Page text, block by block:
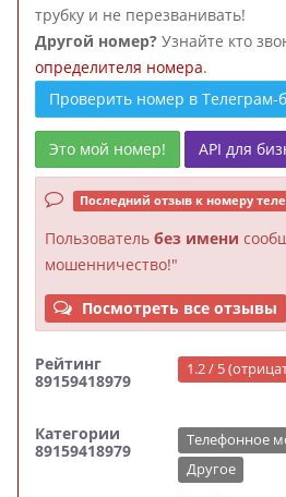
трубку и не перезванивать!
Другой номер? Узнайте кто
определителя номера.
Проверить номер в Телеграм-
Это мой номер! API для
Последний отзыв к номеру
Пользователь без имени
мошенничество!"
Посмотреть все отзывы
Рейтинг
89159418979
1.2 / 5
Категории
89159418979
Телефонное
Другое